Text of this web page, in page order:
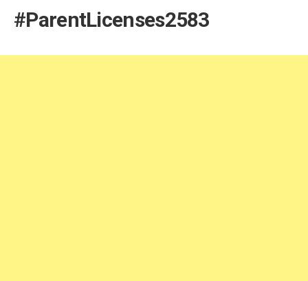
#ParentLicenses2583